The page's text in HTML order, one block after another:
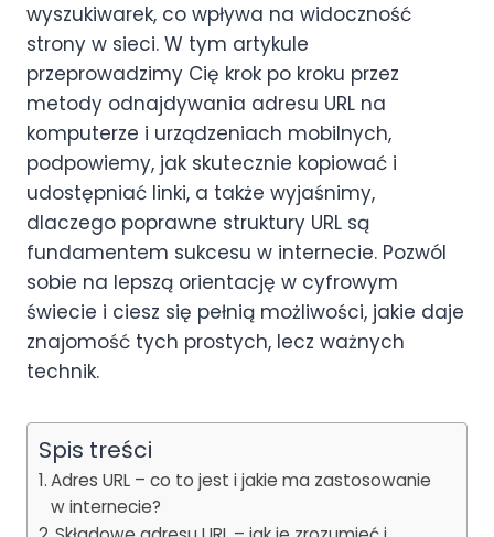
wyszukiwarek, co wpływa na widoczność
strony w sieci. W tym artykule
przeprowadzimy Cię krok po kroku przez
metody odnajdywania adresu URL na
komputerze i urządzeniach mobilnych,
podpowiemy, jak skutecznie kopiować i
udostępniać linki, a także wyjaśnimy,
dlaczego poprawne struktury URL są
fundamentem sukcesu w internecie. Pozwól
sobie na lepszą orientację w cyfrowym
świecie i ciesz się pełnią możliwości, jakie daje
znajomość tych prostych, lecz ważnych
technik.
Spis treści
Adres URL – co to jest i jakie ma zastosowanie
w internecie?